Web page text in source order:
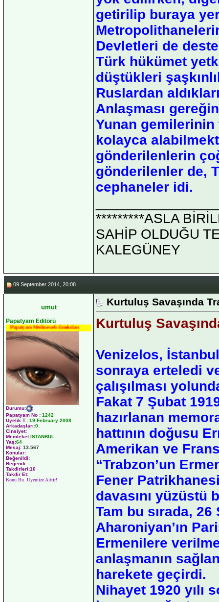
getirilip buraya
Devletleri de
Türk hükümet
düştükleri
Ruslardan
Anlaşması
Yunan gemilerinin
kolayca
gönderilenlerin
gönderilenler de,
cephaneler idi.
*********ASLA
SAHİP OLDUĞU
KALEGÜNEY
09 September 2014, 20:08
umut
Papatyam Editörü
Papatyam Medineweb Emekdarı
Durumu:
Papatyam No : 1242
Üyelik T.: 19 February 2008
Arkadaşları:0
Cinsiyet:
Memleket:İSTANBUL
Yaş:64
Mesaj: 13.567
Konular:
Beğenildi:
Beğendi:
Takdirleri:10
Takdir Et:
Konu Bu Üyemize Aittir!
Kurtuluş Savaşında
Kurtuluş
Venizelos,
sonraya erteledi
çalışılması
Fakat 7 Şubat
hazırlanan
hattının doğusu
Amerikan ve
“Trabzon’un
Fener
davasını yüzüstü
Tam bu sırada,
Aharoniyan’ın
Ermenilere
anlaşmanın
harekete geçirdi.
Nihayet 1920 yılı